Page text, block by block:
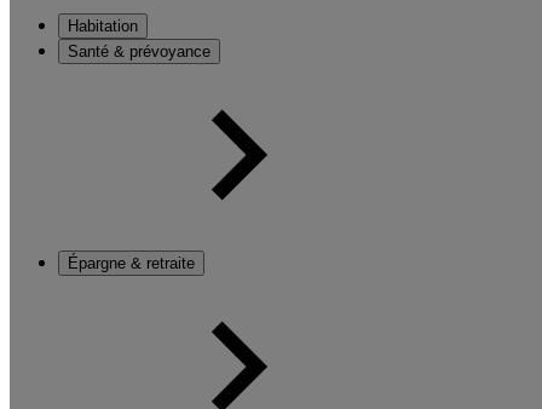
Habitation
Santé & prévoyance
Épargne & retraite